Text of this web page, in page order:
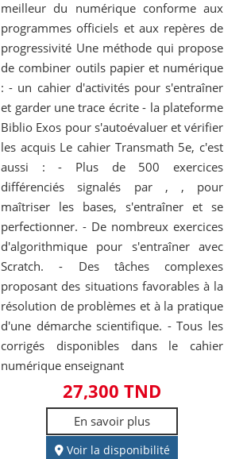
meilleur du numérique conforme aux
programmes officiels et aux repères de
progressivité Une méthode qui propose
de combiner outils papier et numérique
: - un cahier d'activités pour s'entraîner
et garder une trace écrite - la plateforme
Biblio Exos pour s'autoévaluer et vérifier
les acquis Le cahier Transmath 5e, c'est
aussi : - Plus de 500 exercices
différenciés signalés par , , pour
maîtriser les bases, s'entraîner et se
perfectionner. - De nombreux exercices
d'algorithmique pour s'entraîner avec
Scratch. - Des tâches complexes
proposant des situations favorables à la
résolution de problèmes et à la pratique
d'une démarche scientifique. - Tous les
corrigés disponibles dans le cahier
numérique enseignant
27,300 TND
En savoir plus
Voir la disponibilité